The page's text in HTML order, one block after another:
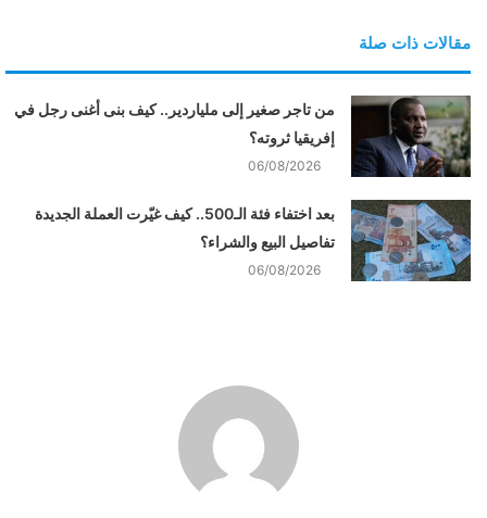
مقالات ذات صلة
من تاجر صغير إلى ملياردير.. كيف بنى أغنى رجل في
إفريقيا ثروته؟
06/08/2026
بعد اختفاء فئة الـ500.. كيف غيّرت العملة الجديدة
تفاصيل البيع والشراء؟
06/08/2026